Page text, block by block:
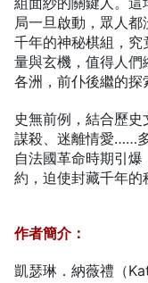
局一旦啟動，眾人
千年的神秘棋組，究
量與玄機，值得人
各洲，前仆後繼的探
史無前例，結合歷
謀殺、迷離情愛……
自法國革命時期引
約，迫使封藏千年的
作者簡介：
凱瑟琳．納薇禮（